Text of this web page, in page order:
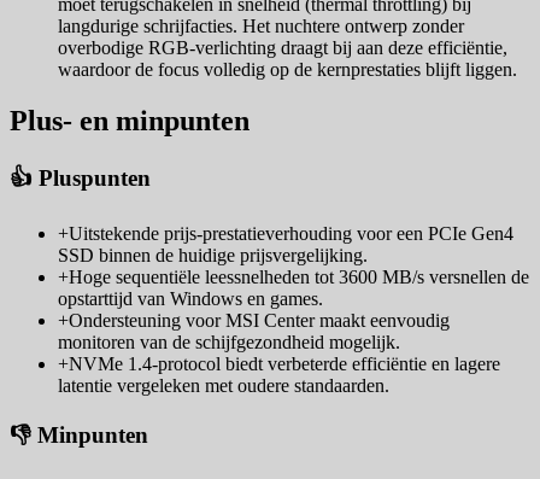
moet terugschakelen in snelheid (thermal throttling) bij
langdurige schrijfacties. Het nuchtere ontwerp zonder
overbodige RGB-verlichting draagt bij aan deze efficiëntie,
waardoor de focus volledig op de kernprestaties blijft liggen.
Plus- en minpunten
👍 Pluspunten
+Uitstekende prijs-prestatieverhouding voor een PCIe Gen4
SSD binnen de huidige prijsvergelijking.
+Hoge sequentiële leessnelheden tot 3600 MB/s versnellen de
opstarttijd van Windows en games.
+Ondersteuning voor MSI Center maakt eenvoudig
monitoren van de schijfgezondheid mogelijk.
+NVMe 1.4-protocol biedt verbeterde efficiëntie en lagere
latentie vergeleken met oudere standaarden.
👎 Minpunten